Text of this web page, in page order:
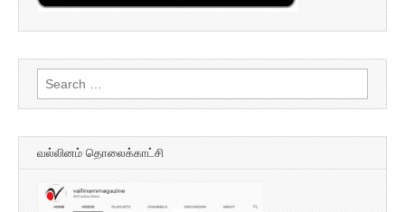
Search
for:
வல்லினம் தொலைக்காட்சி